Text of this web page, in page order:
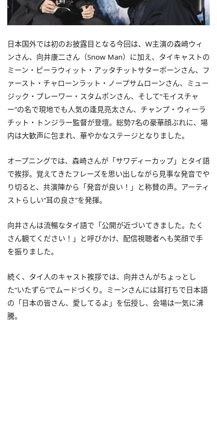
日本国外では初のお披露目となる今回は、W主演の森崎ウィ
ンさん、向井康二さん（Snow Man）に加え、タイキャストの
ミーン・ピーラウィット・アッタチットサターポーンさん、フ
ァースト・チャローンラット・ノープサムローンさん、ミュー
ジック・プレーワー・スタムポンさん、そして“モイスチャ
ー”の名で現地でも人気の逢見亮太さん、チャンプ・ウィーラ
チット・トンジラー監督が登壇。総勢7名の豪華顔ぶれに、場
内は大歓声に包まれ、華やかなステージとなりました。
オープニングでは、森崎さんが「サワディーカップ」とタイ語
で挨拶。覚えてきたフレーズを思い出しながら見事な発音でや
り切ると、共演陣から「発音が良い！」と称賛の声。アーティ
ストらしい“耳の良さ”を発揮。
向井さんは流暢なタイ語で「公開が近づいてきました。たく
さん観てください！」と呼びかけ、配信視聴者へも笑顔で手
を振りました。
続く、タイ人のキャスト挨拶では、向井さんがちょっとし
た“いたずら”でムードづくり。ミーンさんには耳打ちで日本語
の「日本の皆さん、愛してるよ」を伝授し、会場は一気に沸
騰。